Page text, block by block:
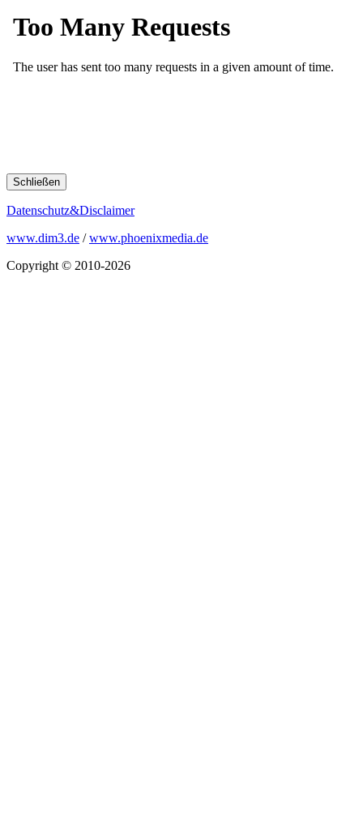
Schließen
Datenschutz&Disclaimer
www.dim3.de /www.phoenixmedia.de
Copyright © 2010-2026